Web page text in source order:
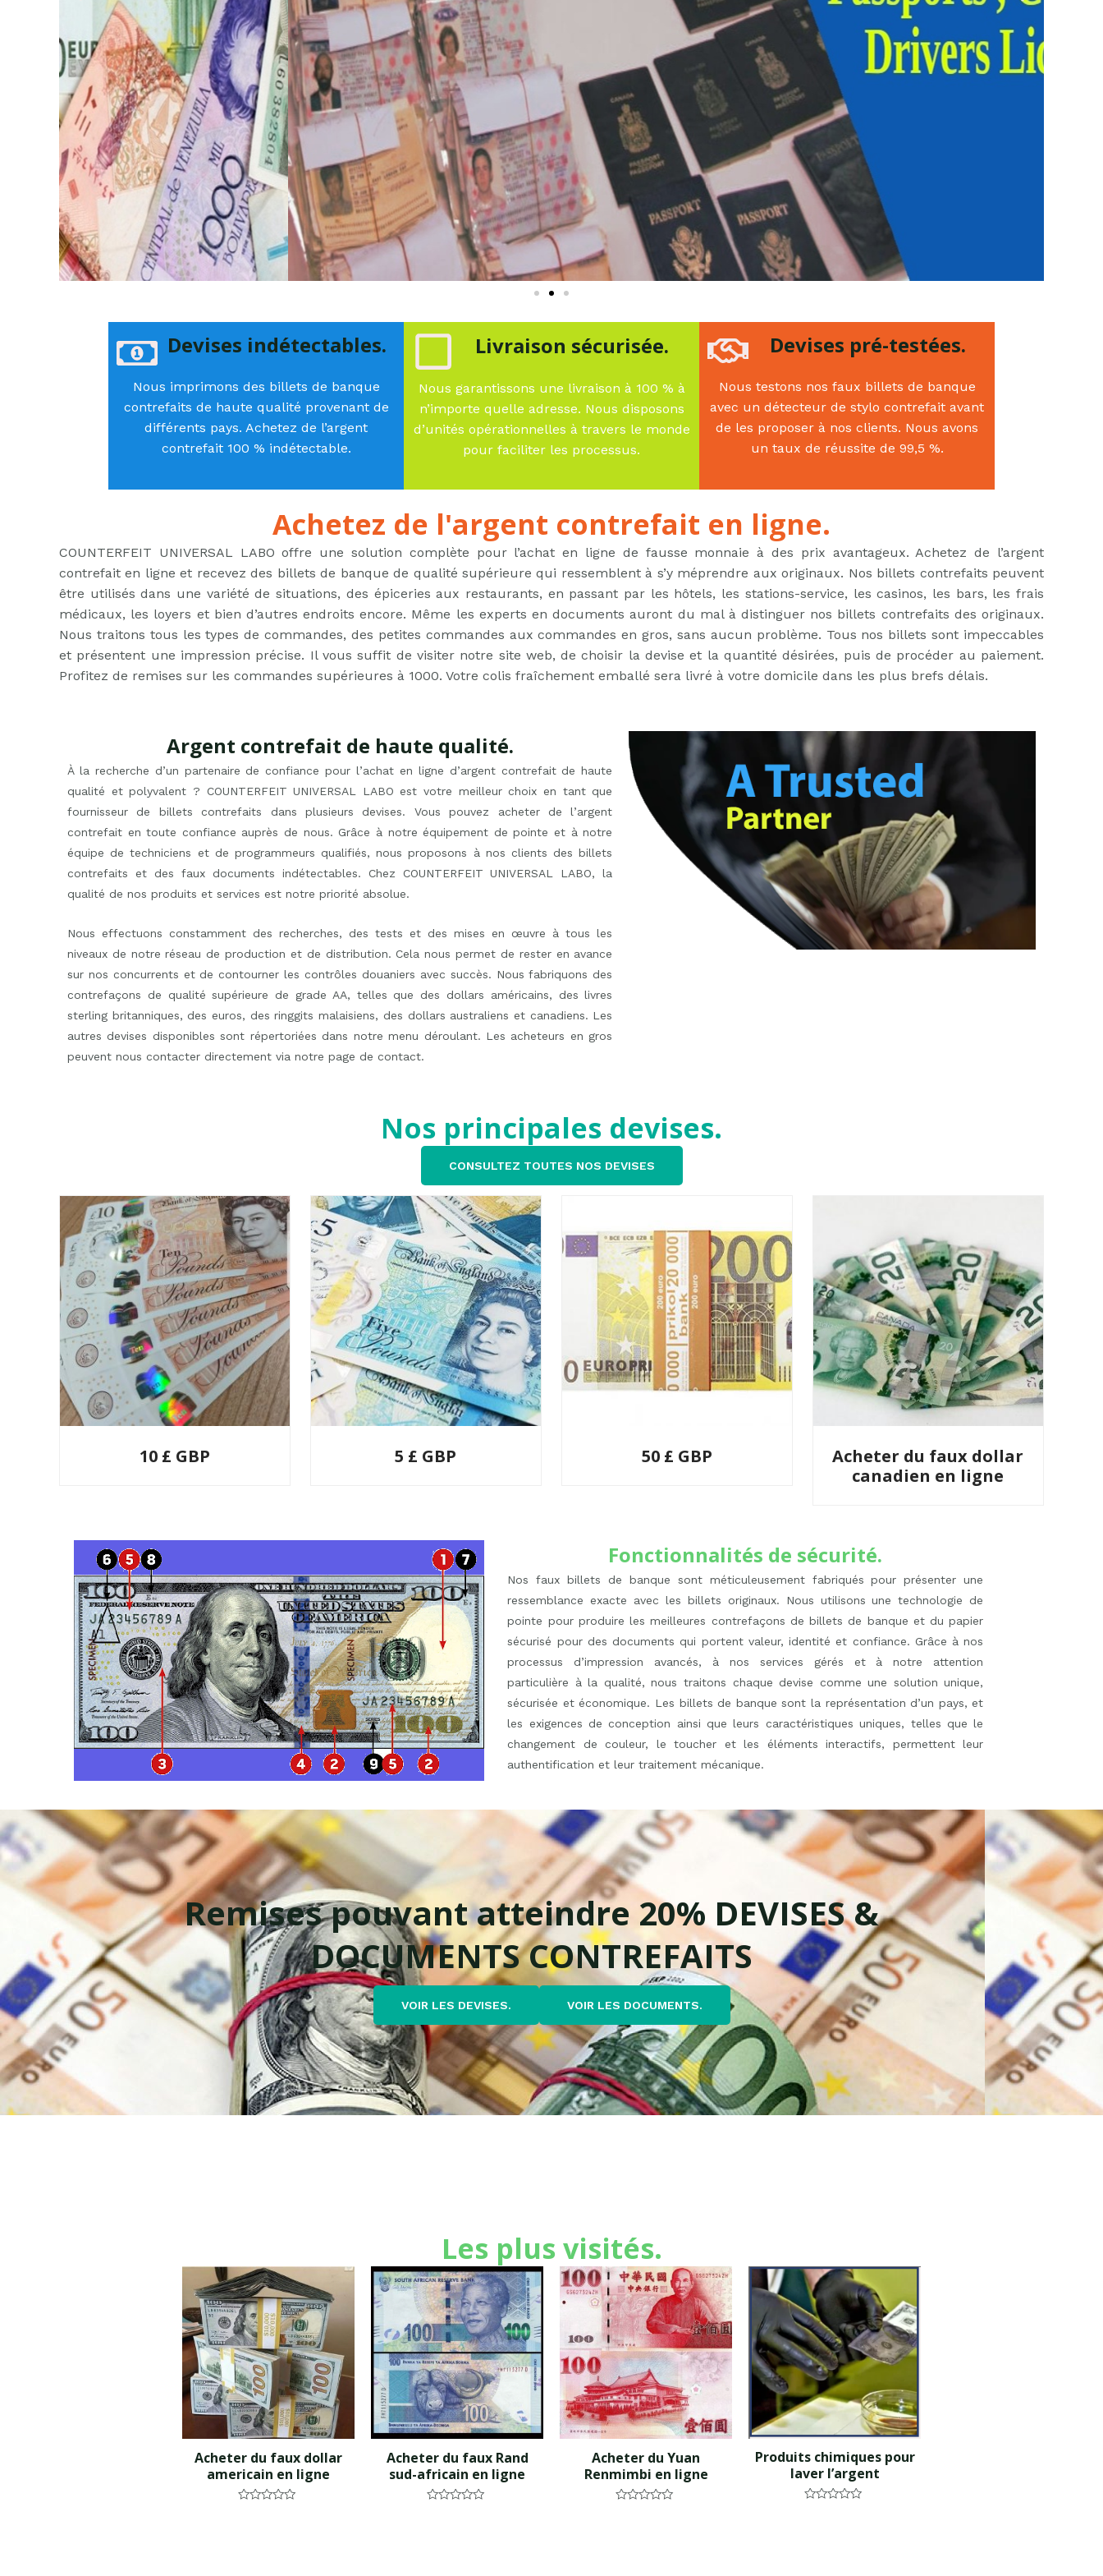
Devises indétectables.
Nous imprimons des billets de banque
contrefaits de haute qualité provenant de
différents pays. Achetez de l’argent
contrefait 100 % indétectable.
Livraison sécurisée.
Nous garantissons une livraison à 100 % à
n’importe quelle adresse. Nous disposons
d’unités opérationnelles à travers le monde
pour faciliter les processus.
Devises pré-testées.
Nous testons nos faux billets de banque
avec un détecteur de stylo contrefait avant
de les proposer à nos clients. Nous avons
un taux de réussite de 99,5 %.
Achetez de l'argent contrefait en ligne.
COUNTERFEIT UNIVERSAL LABO offre une solution complète pour l’achat en ligne de fausse monnaie à des prix avantageux. Achetez de l’argent
contrefait en ligne et recevez des billets de banque de qualité supérieure qui ressemblent à s’y méprendre aux originaux. Nos billets contrefaits peuvent
être utilisés dans une variété de situations, des épiceries aux restaurants, en passant par les hôtels, les stations-service, les casinos, les bars, les frais
médicaux, les loyers et bien d’autres endroits encore. Même les experts en documents auront du mal à distinguer nos billets contrefaits des originaux.
Nous traitons tous les types de commandes, des petites commandes aux commandes en gros, sans aucun problème. Tous nos billets sont impeccables
et présentent une impression précise. Il vous suffit de visiter notre site web, de choisir la devise et la quantité désirées, puis de procéder au paiement.
Profitez de remises sur les commandes supérieures à 1000. Votre colis fraîchement emballé sera livré à votre domicile dans les plus brefs délais.
Argent contrefait de haute qualité.
À la recherche d’un partenaire de confiance pour l’achat en ligne d’argent contrefait de haute
qualité et polyvalent ? COUNTERFEIT UNIVERSAL LABO est votre meilleur choix en tant que
fournisseur de billets contrefaits dans plusieurs devises. Vous pouvez acheter de l’argent
contrefait en toute confiance auprès de nous. Grâce à notre équipement de pointe et à notre
équipe de techniciens et de programmeurs qualifiés, nous proposons à nos clients des billets
contrefaits et des faux documents indétectables. Chez COUNTERFEIT UNIVERSAL LABO, la
qualité de nos produits et services est notre priorité absolue.
Nous effectuons constamment des recherches, des tests et des mises en œuvre à tous les
niveaux de notre réseau de production et de distribution. Cela nous permet de rester en avance
sur nos concurrents et de contourner les contrôles douaniers avec succès. Nous fabriquons des
contrefaçons de qualité supérieure de grade AA, telles que des dollars américains, des livres
sterling britanniques, des euros, des ringgits malaisiens, des dollars australiens et canadiens. Les
autres devises disponibles sont répertoriées dans notre menu déroulant. Les acheteurs en gros
peuvent nous contacter directement via notre page de contact.
Nos principales devises.
CONSULTEZ TOUTES NOS DEVISES
10 £ GBP 5 £ GBP 50 £ GBP
Acheter du faux dollar
canadien en ligne
Fonctionnalités de sécurité.
Nos faux billets de banque sont méticuleusement fabriqués pour présenter une
ressemblance exacte avec les billets originaux. Nous utilisons une technologie de
pointe pour produire les meilleures contrefaçons de billets de banque et du papier
sécurisé pour des documents qui portent valeur, identité et confiance. Grâce à nos
processus d’impression avancés, à nos services gérés et à notre attention
particulière à la qualité, nous traitons chaque devise comme une solution unique,
sécurisée et économique. Les billets de banque sont la représentation d’un pays, et
les exigences de conception ainsi que leurs caractéristiques uniques, telles que le
changement de couleur, le toucher et les éléments interactifs, permettent leur
authentification et leur traitement mécanique.
Remises pouvant atteindre 20% DEVISES &
DOCUMENTS CONTREFAITS
VOIR LES DEVISES. VOIR LES DOCUMENTS.
Les plus visités.
Acheter du faux dollar
americain en ligne
Acheter du faux Rand
sud-africain en ligne
Acheter du Yuan
Renmimbi en ligne
Produits chimiques pour
laver l’argent